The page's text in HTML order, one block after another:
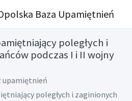
Baza Upamiętnień
poległych i
podczas I i II wojny
upamiętnień
poległych i zaginionych